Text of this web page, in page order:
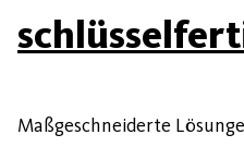
Maßgeschneiderte